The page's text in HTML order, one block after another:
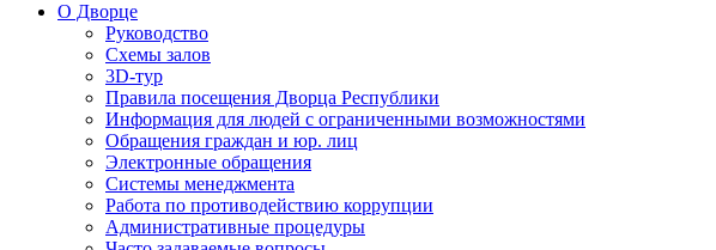
О Дворце
Руководство
Схемы залов
3D-тур
Правила посещения Дворца Республики
Информация для людей с ограниченными возможностями
Обращения граждан и юр. лиц
Электронные обращения
Системы менеджмента
Работа по противодействию коррупции
Административные процедуры